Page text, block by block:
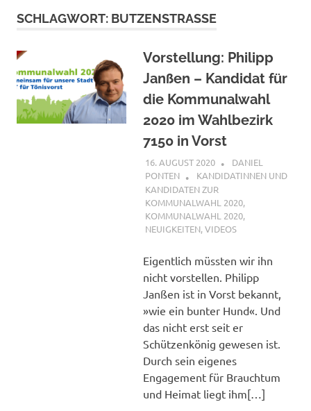
SCHLAGWORT: BUTZENSTRASSE
Vorstellung: Philipp
Janßen – Kandidat für
die Kommunalwahl
2020 im Wahlbezirk
7150 in Vorst
16. AUGUST 2020
DANIEL
PONTEN
KANDIDATINNEN UND
KANDIDATEN ZUR
KOMMUNALWAHL 2020,
KOMMUNALWAHL 2020,
NEUIGKEITEN,VIDEOS
Eigentlich müssten wir ihn
nicht vorstellen. Philipp
Janßen ist in Vorst bekannt,
»wie ein bunter Hund«. Und
das nicht erst seit er
Schützenkönig gewesen ist.
Durch sein eigenes
Engagement für Brauchtum
und Heimat liegt ihm[…]